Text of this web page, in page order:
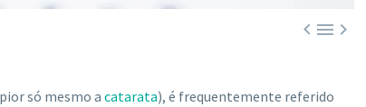

só mesmo acatarata), é frequentemente referido